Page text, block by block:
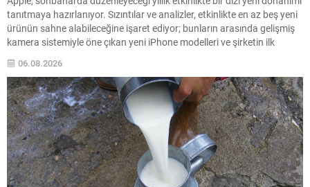
tanıtmaya hazırlanıyor. Sızıntılar ve analizler, etkinlikte en az beş yeni
ürünün sahne alabileceğine işaret ediyor; bunların arasında gelişmiş
kamera sistemiyle öne çıkan yeni iPhone modelleri ve şirketin ilk
iyileştirmeleri, daha büyük piller ve...
06.08.2026